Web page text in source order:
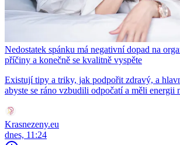
Nedostatek spánku má negativní dopad na
příčiny a konečně se kvalitně vyspěte
Existují tipy a triky, jak podpořit zdravý, a
abyste se ráno vzbudili odpočatí a měli energii
Krasnezeny.eu
dnes, 11:24